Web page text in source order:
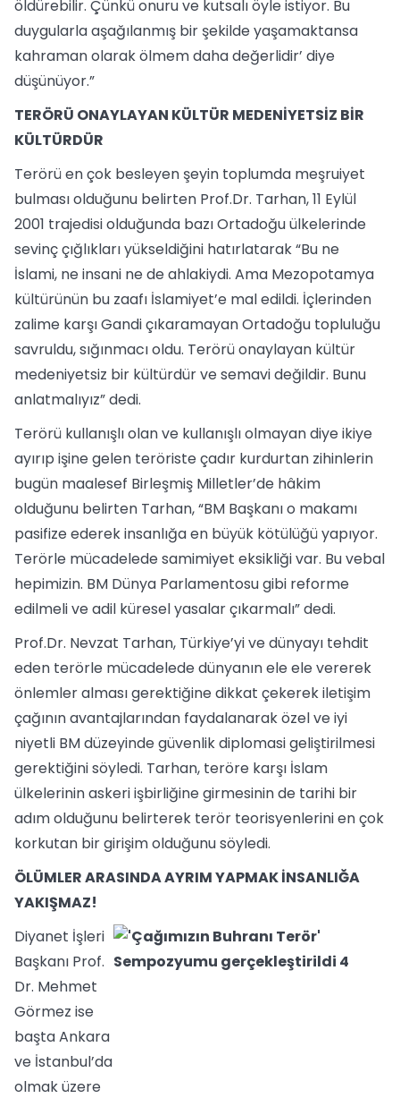
öldürebilir. Çünkü onuru ve kutsalı öyle istiyor. Bu
duygularla aşağılanmış bir şekilde yaşamaktansa
kahraman olarak ölmem daha değerlidir’ diye
düşünüyor.”
TERÖRÜ ONAYLAYAN KÜLTÜR MEDENİYETSİZ BİR
KÜLTÜRDÜR
Terörü en çok besleyen şeyin toplumda meşruiyet
bulması olduğunu belirten Prof.Dr. Tarhan, 11 Eylül
2001 trajedisi olduğunda bazı Ortadoğu ülkelerinde
sevinç çığlıkları yükseldiğini hatırlatarak “Bu ne
İslami, ne insani ne de ahlakiydi. Ama Mezopotamya
kültürünün bu zaafı İslamiyet’e mal edildi. İçlerinden
zalime karşı Gandi çıkaramayan Ortadoğu topluluğu
savruldu, sığınmacı oldu. Terörü onaylayan kültür
medeniyetsiz bir kültürdür ve semavi değildir. Bunu
anlatmalıyız” dedi.
Terörü kullanışlı olan ve kullanışlı olmayan diye ikiye
ayırıp işine gelen teröriste çadır kurdurtan zihinlerin
bugün maalesef Birleşmiş Milletler’de hâkim
olduğunu belirten Tarhan, “BM Başkanı o makamı
pasifize ederek insanlığa en büyük kötülüğü yapıyor.
Terörle mücadelede samimiyet eksikliği var. Bu vebal
hepimizin. BM Dünya Parlamentosu gibi reforme
edilmeli ve adil küresel yasalar çıkarmalı” dedi.
Prof.Dr. Nevzat Tarhan, Türkiye’yi ve dünyayı tehdit
eden terörle mücadelede dünyanın ele ele vererek
önlemler alması gerektiğine dikkat çekerek iletişim
çağının avantajlarından faydalanarak özel ve iyi
niyetli BM düzeyinde güvenlik diplomasi geliştirilmesi
gerektiğini söyledi. Tarhan, teröre karşı İslam
ülkelerinin askeri işbirliğine girmesinin de tarihi bir
adım olduğunu belirterek terör teorisyenlerini en çok
korkutan bir girişim olduğunu söyledi.
ÖLÜMLER ARASINDA AYRIM YAPMAK İNSANLIĞA
YAKIŞMAZ!
Diyanet İşleri
Başkanı Prof.
Dr. Mehmet
Görmez ise
başta Ankara
ve İstanbul’da
olmak üzere